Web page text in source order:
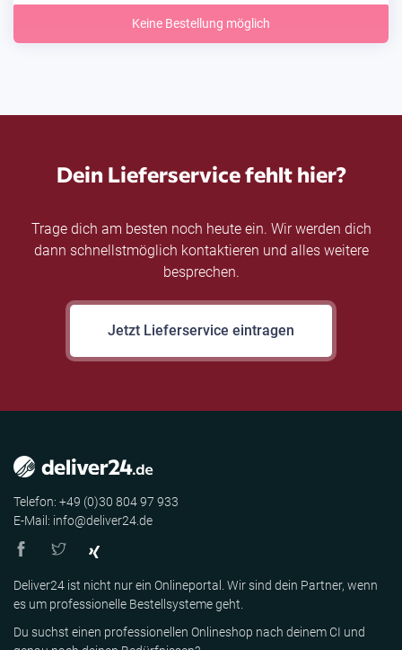
Keine Bestellung möglich
Dein Lieferservice fehlt hier?
Trage dich am besten noch heute ein. Wir werden dich
dann schnellstmöglich kontaktieren und alles weitere
besprechen.
Jetzt Lieferservice eintragen
Telefon: +49 (0)30 804 97 933
E-Mail: info@deliver24.de
Deliver24 ist nicht nur ein Onlineportal. Wir sind dein Partner, wenn
es um professionelle Bestellsysteme geht.
Du suchst einen professionellen Onlineshop nach deinem CI und